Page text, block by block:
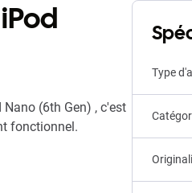
(6th Gen) , c'est
fonctionnel.
Type